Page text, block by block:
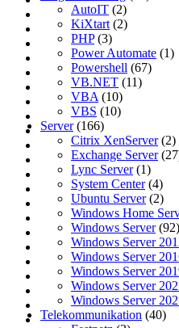
AutoIT (2)
KiXtart (2)
PHP(3)
Power Automate (1)
Powershell (67)
VB.NET (11)
VBA (10)
VBS (10)
Server(166)
Citrix XenServer(2)
Exchange Server
Lync Server(1)
System Center(4)
Ubuntu Server(2)
Windows Home
Windows Server(92)
Windows Server
Windows Server
Windows Server
Windows Server
Windows Server
Telekommunikation (40)